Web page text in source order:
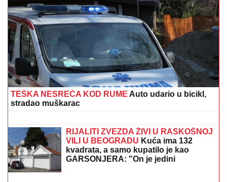
TEŠKA NESREĆA KOD RUME Auto udario u bicikl,
stradao muškarac
KAMIONA KOJI JE POKOSIO PUTARE
Saslušan u tužilaštvu u Šapcu: Udario
u pešake na putu, pa završio kod
metalne ograde